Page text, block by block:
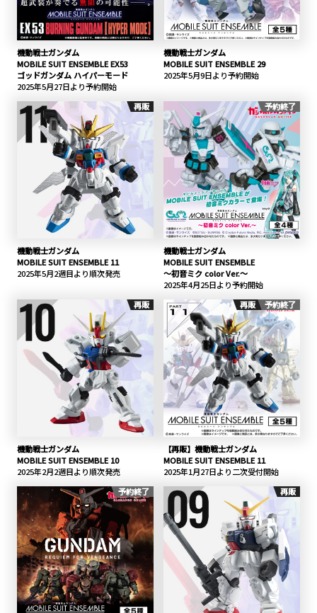
機動戦士ガンダム
MOBILE SUIT ENSEMBLE EX53
ゴッドガンダム ハイパーモード
2025年5月27日より予約開始
機動戦士ガンダム
MOBILE SUIT ENSEMBLE 29
2025年5月9日より予約開始
再販
機動戦士ガンダム
MOBILE SUIT ENSEMBLE 11
2025年5月2週目より順次発売
予約終了
機動戦士ガンダム
MOBILE SUIT ENSEMBLE
～初音ミク color Ver.～
2025年4月25日より予約開始
再販
機動戦士ガンダム
MOBILE SUIT ENSEMBLE 10
2025年2月2週目より順次発売
再販 予約終了
【再販】機動戦士ガンダム
MOBILE SUIT ENSEMBLE 11
2025年1月27日より二次受付開始
予約終了
再販